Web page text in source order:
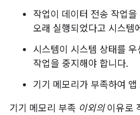
작업이 데이터 전송 작업
오래 실행되었다고 시스템
시스템이 시스템 상태를
작업을 중지해야 합니다.
기기 메모리가 부족하여
기기 메모리 부족 이외의이유로